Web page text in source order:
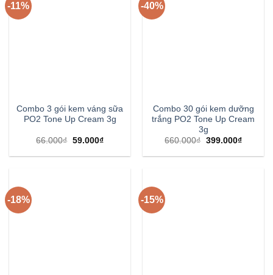
-11%
Combo 3 gói kem váng sữa
PO2 Tone Up Cream 3g
66.000₫ 59.000₫
-40%
Combo 30 gói kem dưỡng
trắng PO2 Tone Up Cream
3g
660.000₫ 399.000₫
-18% -15%